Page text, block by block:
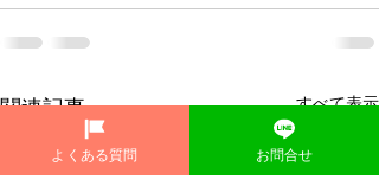
関連記事 すべて表示
よくある質問 お問合せ